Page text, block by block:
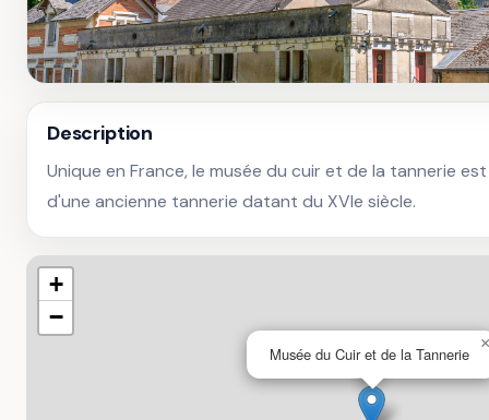
Description
Unique en France, le musée du cuir et de la tannerie
d'une ancienne tannerie datant du XVIe siècle.
Musée du Cuir et de la Tannerie
×
+
−